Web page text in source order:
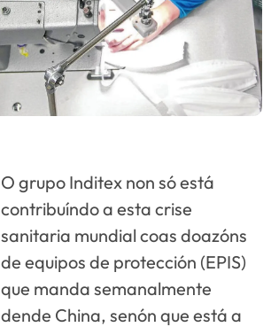
O grupo Inditex non só está
contribuíndo a esta crise
sanitaria mundial coas doazóns
de equipos de protección (EPIS)
que manda semanalmente
dende China, senón que está a